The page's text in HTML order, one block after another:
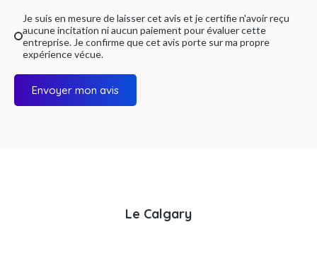
Je suis en mesure de laisser cet avis et je certifie n'avoir reçu
aucune incitation ni aucun paiement pour évaluer cette
entreprise. Je confirme que cet avis porte sur ma propre
expérience vécue.
Envoyer mon avis
Le Calgary